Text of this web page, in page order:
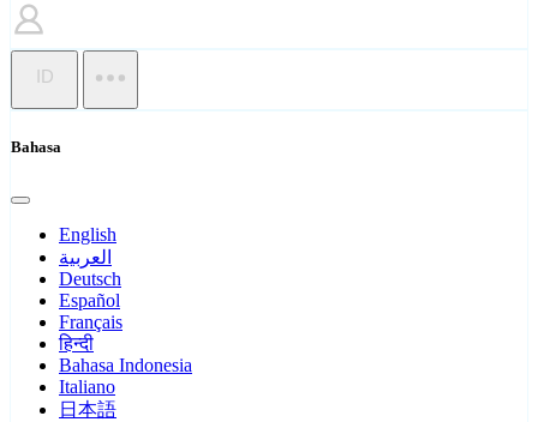
ID
Bahasa
English
العربية
Deutsch
Español
Français
हिन्दी
Bahasa Indonesia
Italiano
日本語